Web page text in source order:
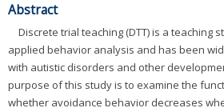
Abstract
Discrete trial teaching (DTT) is a teaching
applied behavior analysis and has been
with autistic disorders and other
purpose of this study is to examine the
whether avoidance behavior decreases